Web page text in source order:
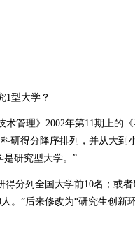
1型大学？
管理》2002年第11期上的
研得分降序排列，并从大到
是研究型大学。”
得分列全国大学前10名；或
。”后来修改为“研究生创新